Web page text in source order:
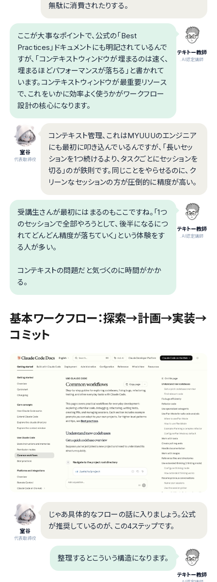
無駄に消費されたりする。
テキトー教師
.AI認定講師
ここが大事なポイントで、公式の「Best
Practices」ドキュメントにも明記されているんで
すが、「コンテキストウィンドウが埋まるのは速く、
埋まるほどパフォーマンスが落ちる」と書かれて
います。コンテキストウィンドウが最重要リソース
で、これをいかに効率よく使うかがワークフロー
設計の核心になります。
室谷
代表取締役
コンテキスト管理、これはMYUUUのエンジニア
にも最初に叩き込んでいるんですが、「長いセッ
ションを1つ続けるより、タスクごとにセッションを
切る」のが鉄則です。同じことをやらせるのに、ク
リーンなセッションの方が圧倒的に精度が高い。
テキトー教師
.AI認定講師
受講生さんが最初にはまるのもここですね。「1つ
のセッションで全部やろうとして、後半になるにつ
れてどんどん精度が落ちていく」という体験をす
る人が多い。
コンテキストの問題だと気づくのに時間がかか
る。
基本ワークフロー：探索→計画→実装→
コミット
室谷
代表取締役
じゃあ具体的なフローの話に入りましょう。公式
が推奨しているのが、この4ステップです。
テキトー教師
整理するとこういう構造になります。